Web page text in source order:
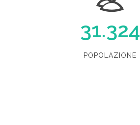
31.324
POPOLAZIONE